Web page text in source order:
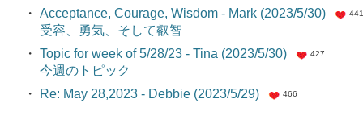
・ Acceptance, Courage, Wisdom - Mark (2023/5/30)
受容、勇気、そして叡智
・ Topic for week of 5/28/23 - Tina (2023/5/30)
今週のトピック
427
・ Re: May 28,2023 - Debbie (2023/5/29) 466